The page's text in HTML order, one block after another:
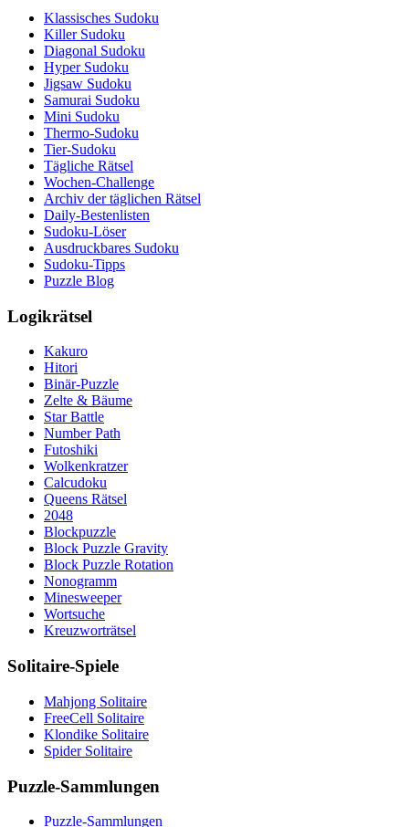
Klassisches Sudoku
Killer Sudoku
Diagonal Sudoku
Hyper Sudoku
Jigsaw Sudoku
Samurai Sudoku
Mini Sudoku
Thermo-Sudoku
Tier-Sudoku
Tägliche Rätsel
Wochen-Challenge
Archiv der täglichen Rätsel
Daily-Bestenlisten
Sudoku-Löser
Ausdruckbares Sudoku
Sudoku-Tipps
Puzzle Blog
Logikrätsel
Kakuro
Hitori
Binär-Puzzle
Zelte & Bäume
Star Battle
Number Path
Futoshiki
Wolkenkratzer
Calcudoku
Queens Rätsel
2048
Blockpuzzle
Block Puzzle Gravity
Block Puzzle Rotation
Nonogramm
Minesweeper
Wortsuche
Kreuzworträtsel
Solitaire-Spiele
Mahjong Solitaire
FreeCell Solitaire
Klondike Solitaire
Spider Solitaire
Puzzle-Sammlungen
Puzzle-Sammlungen